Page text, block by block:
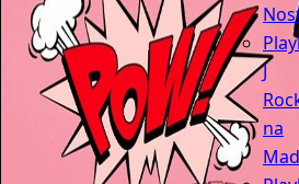
J
na